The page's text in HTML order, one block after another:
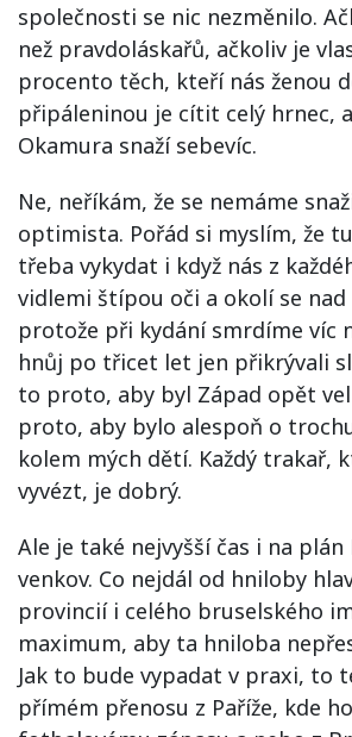
společnosti se nic nezměnilo.
než pravdoláskařů, ačkoliv je
procento těch, kteří nás ženou
připáleninou je cítit celý hrnec,
Okamura snaží sebevíc.
Ne, neříkám, že se nemáme
optimista. Pořád si myslím, že
třeba vykydat i když nás z
vidlemi štípou oči a okolí se
protože při kydání smrdíme víc
hnůj po třicet let jen přikrývali
to proto, aby byl Západ opět
proto, aby bylo alespoň o
kolem mých dětí. Každý trakař,
vyvézt, je dobrý.
Ale je také nejvyšší čas i na
venkov. Co nejdál od hniloby
provincií i celého bruselského
maximum, aby ta hniloba
Jak to bude vypadat v praxi, to
přímém přenosu z Paříže, kde